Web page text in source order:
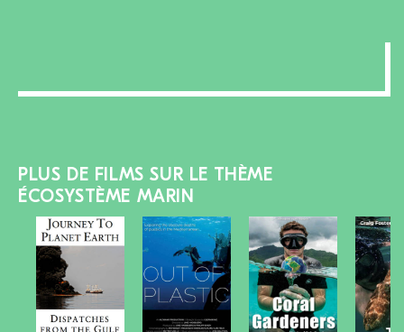
PLUS DE FILMS SUR LE THÈME
ÉCOSYSTÈME MARIN